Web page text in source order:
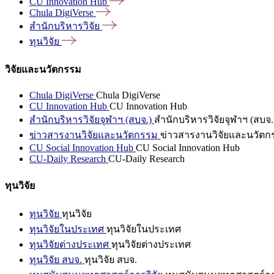
Chula DigiVerse
สำนักบริหารวิจัย
ทุนวิจัย
วิจัยและนวัตกรรม
Chula DigiVerse Chula DigiVerse
CU Innovation Hub CU Innovation Hub
สำนักบริหารวิจัยจุฬาฯ (สบจ.) สำนักบริหารวิจัยจุฬาฯ (สบจ
ข่าวสารงานวิจัยและนวัตกรรม ข่าวสารงานวิจัยและนวัตก
CU Social Innovation Hub CU Social Innovation Hub
CU-Daily Research CU-Daily Research
ทุนวิจัย
ทุนวิจัย ทุนวิจัย
ทุนวิจัยในประเทศ ทุนวิจัยในประเทศ
ทุนวิจัยต่างประเทศ ทุนวิจัยต่างประเทศ
ทุนวิจัย สบจ. ทุนวิจัย สบจ.